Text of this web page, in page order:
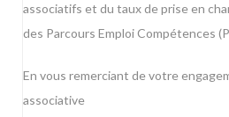
associatifs et du taux de prise en
des Parcours Emploi Compétences
En vous remerciant de votre
associative